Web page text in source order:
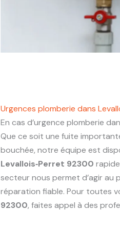
Urgences plomberie dans
En cas d’urgence plomberie
Que ce soit une fuite
bouchée, notre équipe est
Levallois‑Perret 92300
secteur nous permet d’agir au
réparation fiable. Pour toutes
92300, faites appel à des